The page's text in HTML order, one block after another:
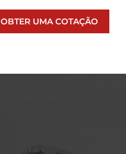
OBTER UMA COTAÇÃO